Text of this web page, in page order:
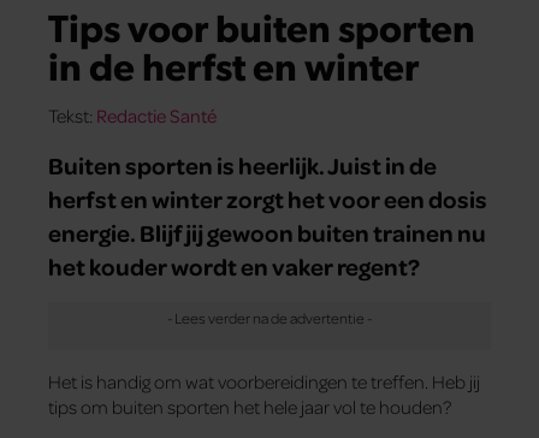
Tips voor buiten sporten
in de herfst en winter
Tekst: Redactie Santé
Buiten sporten is heerlijk. Juist in de
herfst en winter zorgt het voor een dosis
energie. Blijf jij gewoon buiten trainen nu
het kouder wordt en vaker regent?
Het is handig om wat voorbereidingen te treffen. Heb jij
tips om buiten sporten het hele jaar vol te houden?